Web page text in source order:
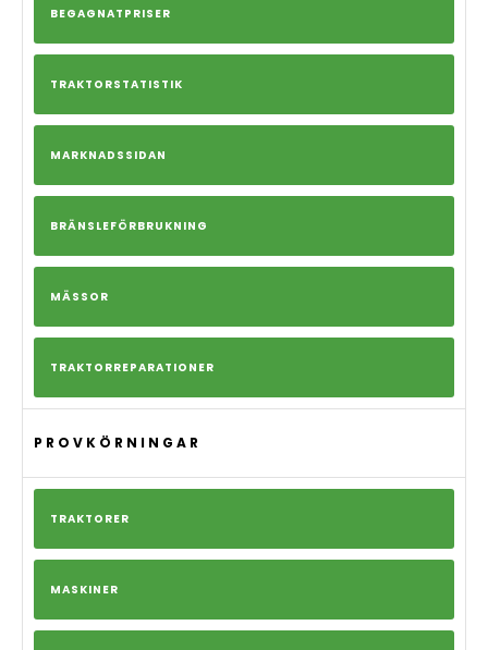
BEGAGNATPRISER
TRAKTORSTATISTIK
MARKNADSSIDAN
BRÄNSLEFÖRBRUKNING
MÄSSOR
TRAKTORREPARATIONER
PROVKÖRNINGAR
TRAKTORER
MASKINER